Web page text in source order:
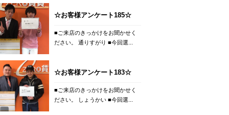
☆お客様アンケート185☆
■ご来店のきっかけをお聞かせく
ださい。 通りすがり ■今回選...
☆お客様アンケート183☆
■ご来店のきっかけをお聞かせく
ださい。 しょうかい ■今回選...